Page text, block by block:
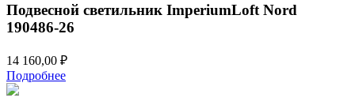
Подвесной светильник ImperiumLoft Nord
190486-26
14 160,00 ₽
Подробнее